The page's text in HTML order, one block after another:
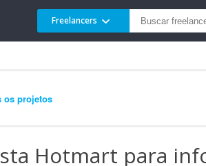
Freelancers
os projetos
Hotmart para